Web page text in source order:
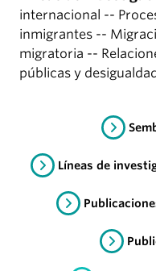
internacional --
inmigrantes --
migratoria --
públicas y
Líneas de